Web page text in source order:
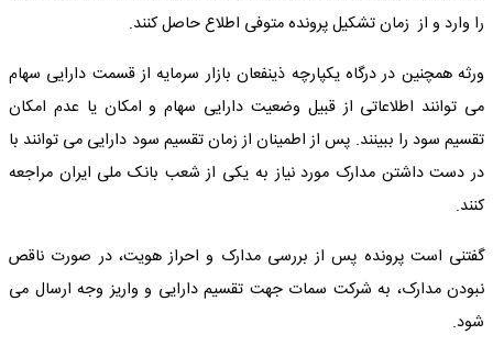
را وارد و از زمان تشکیل پرونده متوفی اطلاع حاصل کنند.
ورثه همچنین در درگاه یکپارچه ذینفعان بازار سرمایه از قسمت دارایی سهام
می توانند اطلاعاتی از قبیل وضعیت دارایی سهام و امکان یا عدم امکان
تقسیم سود را ببینند. پس از اطمینان از زمان تقسیم سود دارایی می توانند با
در دست داشتن مدارک مورد نیاز به یکی از شعب بانک ملی ایران مراجعه
کنند.
گفتنی است پرونده پس از بررسی مدارک و احراز هویت، در صورت ناقص
نبودن مدارک، به شرکت سمات جهت تقسیم دارایی و واریز وجه ارسال می
شود.